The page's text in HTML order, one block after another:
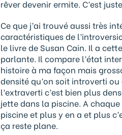
rêver devenir ermite. C’est
Ce que j’ai trouvé aussi très
caractéristiques de
le livre de Susan Cain. Il a
parlante. Il compare l’état
histoire à ma façon mais
densité qu’on soit introverti ou
l’extraverti c’est bien plus
jette dans la piscine. A
piscine et plus y en a et plus
ça reste plane.